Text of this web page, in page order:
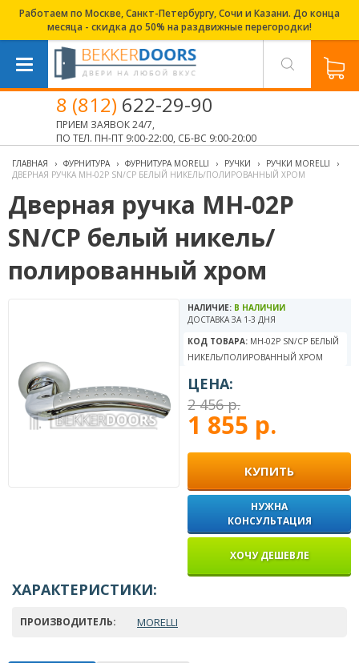
Работаем по Москве, Санкт-Петербургу, Сочи и Казани. До конца
месяца - скидка до 50% на раздвижные перегородки!
8 (812) 622-29-90
ПРИЕМ ЗАЯВОК 24/7,
ПО ТЕЛ. ПН-ПТ 9:00-22:00, СБ-ВС 9:00-20:00
ГЛАВНАЯ › ФУРНИТУРА › ФУРНИТУРА MORELLI › РУЧКИ › РУЧКИ MORELLI
›
ДВЕРНАЯ РУЧКА MH-02P SN/CP БЕЛЫЙ НИКЕЛЬ/ПОЛИРОВАННЫЙ ХРОМ
Дверная ручка MH-02P
SN/CP белый никель/
полированный хром
НАЛИЧИЕ: В НАЛИЧИИ
ДОСТАВКА ЗА 1-3 ДНЯ
КОД ТОВАРА: MH-02P SN/CP БЕЛЫЙ
НИКЕЛЬ/ПОЛИРОВАННЫЙ ХРОМ
ЦЕНА:
2 456 р.
1 855 р.
КУПИТЬ
НУЖНА
КОНСУЛЬТАЦИЯ
ХОЧУ ДЕШЕВЛЕ
ХАРАКТЕРИСТИКИ:
ПРОИЗВОДИТЕЛЬ: MORELLI